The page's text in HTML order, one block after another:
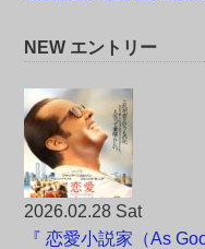
NEW エントリー
2026.02.28 Sat
『 恋愛小説家（As